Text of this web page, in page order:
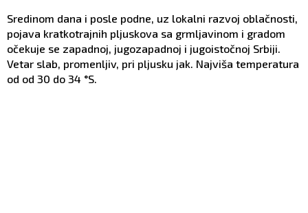
Sredinom dana i posle podne, uz lokalni razvoj oblačnosti,
pojava kratkotrajnih plјuskova sa grmlјavinom i gradom
očekuje se zapadnoj, jugozapadnoj i jugoistočnoj Srbiji.
Vetar slab, promenlјiv, pri plјusku jak. Najviša temperatura
od od 30 do 34 °S.